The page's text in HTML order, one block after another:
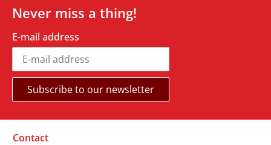
Never miss a thing!
E-mail address
Contact